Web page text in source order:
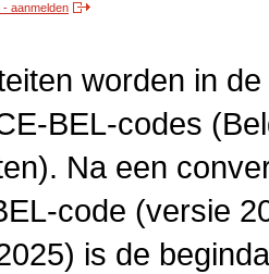
aanmelden
worden in
BEL-codes
Na een
code (versie
is de